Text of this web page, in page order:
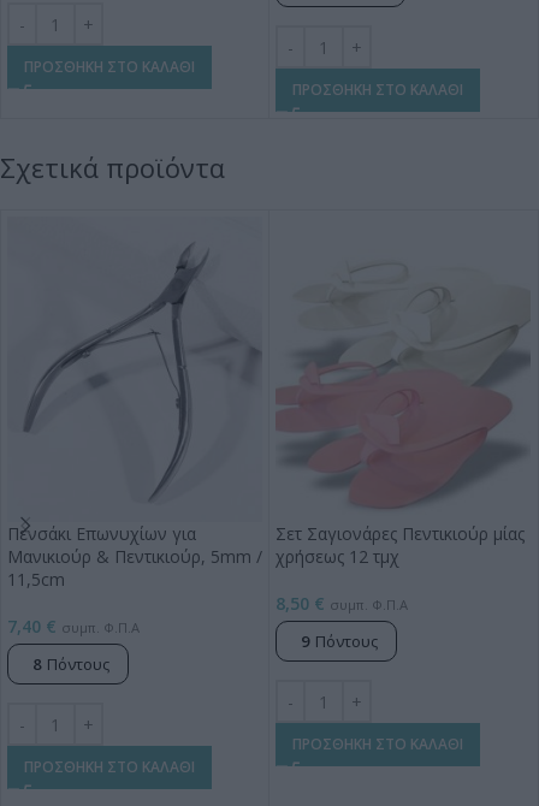
ΠΡΟΣΘΗΚΗ ΣΤΟ ΚΑΛΑΘΙ
ΠΡΟΣΘΗΚΗ ΣΤΟ ΚΑΛΑΘΙ
Σχετικά προϊόντα
Πενσάκι Επωνυχίων για
Μανικιούρ & Πεντικιούρ, 5mm /
11,5cm
7,40 € συμπ. Φ.Π.Α
8 Πόντους
ΠΡΟΣΘΗΚΗ ΣΤΟ ΚΑΛΑΘΙ
Σετ Σαγιονάρες Πεντικιούρ μίας
χρήσεως 12 τμχ
8,50 € συμπ. Φ.Π.Α
9 Πόντους
ΠΡΟΣΘΗΚΗ ΣΤΟ ΚΑΛΑΘΙ